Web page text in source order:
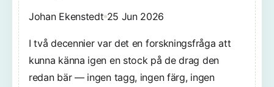
Johan Ekenstedt 25 Jun 2026
I två decennier var det en forskningsfråga att
kunna känna igen en stock på de drag den
redan bär — ingen tagg, ingen färg, ingen